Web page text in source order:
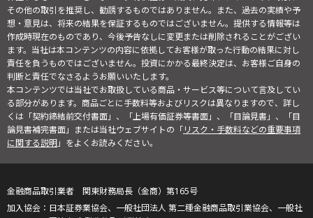
その他の取引を推奨し、勧誘するものではありません。また、過去の実績や予
想・意見は、将来の結果を保証するものではございません。提供する情報等は
作成時現在のものであり、今後予告なしに変更または削除されることがござい
ます。当社は本コンテンツの内容に依拠してお客様が取った行動の結果に対し
責任を負うものではございません。投資にかかる最終決定は、お客様ご自身の
判断と責任でなさるようお願いいたします。
本コンテンツでは当社でお取扱している商品・サービス等について言及してい
る部分があります。商品ごとに手数料等およびリスクは異なりますので、詳し
くは「契約締結前交付書面」、「上場有価証券等書面」、「目論見書」、「目
論見書補完書面」または当社ウェブサイトの「リスク・手数料などの重要事項
に関する説明」をよくお読みください。
金融商品取引業者 関東財務局長（金商）第165号
日本証券業協会、一般社団法人 第二種金融商品取引業協会、一般社